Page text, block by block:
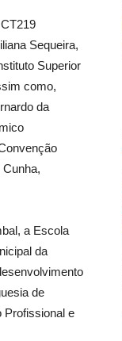
Sequeira,
Superior
como,
da
a Escola
da
de
Profissional e